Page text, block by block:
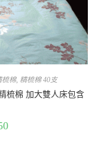
梳棉, 精梳棉 40支
梳棉 加大雙人床包含